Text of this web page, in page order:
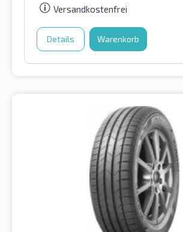
Versandkostenfrei
Details Warenkorb